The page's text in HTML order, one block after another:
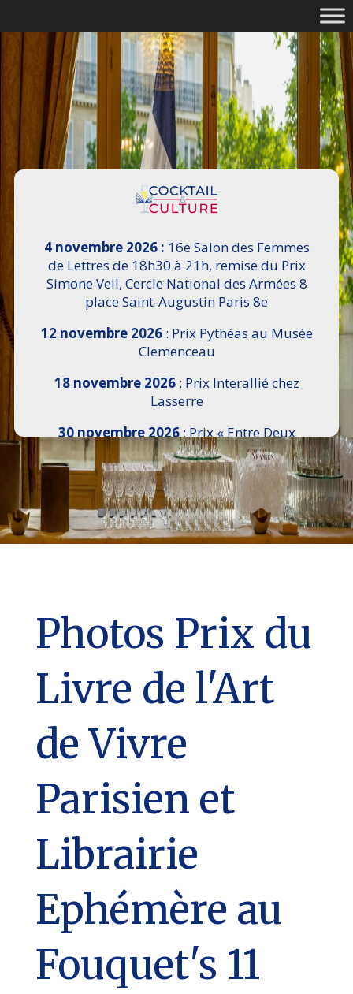
4 novembre 2026 : 16e Salon des Femmes
de Lettres de 18h30 à 21h, remise du Prix
Simone Veil, Cercle National des Armées 8
place Saint-Augustin Paris 8e
12 novembre 2026: Prix Pythéas au Musée
Clemenceau
18 novembre 2026: Prix Interallié chez
Lasserre
30 novembre 2026: Prix « Entre Deux
Rives » I Scemi Astutti au Sénat
7 décembre 2026 :16e Salon de l’Histoire de
18h30 à 21h, remise du Prix du Guesclin,
Cercle National des Armées 8 place Saint-
Augustin Paris 8e
Photos Prix du
Livre de l'Art
de Vivre
Parisien et
Librairie
Ephémère au
Fouquet's 11